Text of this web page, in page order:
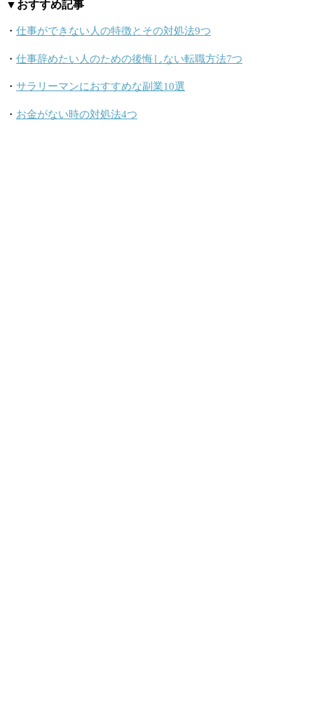
▼おすすめ記事
・ 仕事ができない人の特徴とその対処法9つ
・ 仕事辞めたい人のための後悔しない転職方法7つ
・ サラリーマンにおすすめな副業10選
・ お金がない時の対処法4つ